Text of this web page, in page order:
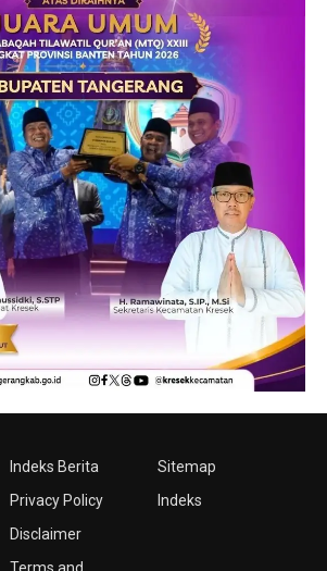
Indeks Berita
Privacy Policy
Disclaimer
Sitemap
Indeks